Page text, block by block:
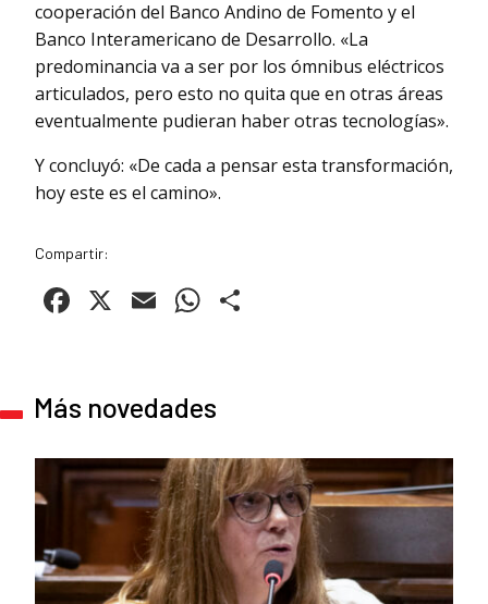
cooperación del Banco Andino de Fomento y el
Banco Interamericano de Desarrollo. «La
predominancia va a ser por los ómnibus eléctricos
articulados, pero esto no quita que en otras áreas
eventualmente pudieran haber otras tecnologías».
Y concluyó: «De cada a pensar esta transformación,
hoy este es el camino».
Compartir:
Facebook
X EmailWhatsApp
Más novedades